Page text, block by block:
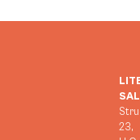
23,